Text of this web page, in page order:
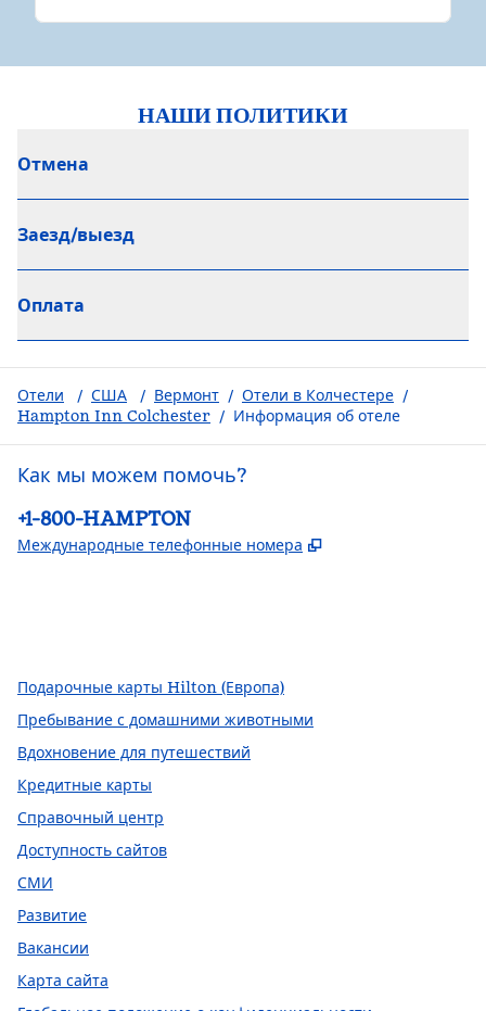
НАШИ ПОЛИТИКИ
Отмена
Заезд/выезд
Оплата
Отели / США / Вермонт / Отели в Колчестере /
Hampton Inn Colchester / Информация об отеле
Как мы можем помочь?
Телефон:
+1-800-HAMPTON
Международные телефонные номера ,
Подарочные карты Hilton (Европа)
Пребывание с домашними животными
Вдохновение для путешествий
Кредитные карты
Справочный центр
Доступность сайтов
СМИ
Развитие
Вакансии
Карта сайта